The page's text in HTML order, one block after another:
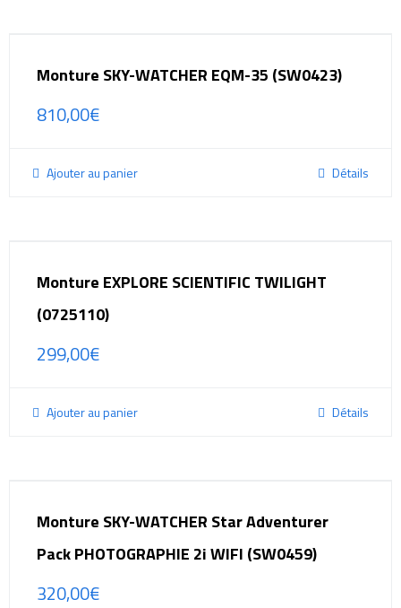
Monture SKY-WATCHER EQM-35 (SW0423)
810,00€
Ajouter au panier Détails
Monture EXPLORE SCIENTIFIC TWILIGHT
(0725110)
299,00€
Ajouter au panier Détails
Monture SKY-WATCHER Star Adventurer
Pack PHOTOGRAPHIE 2i WIFI (SW0459)
320,00€